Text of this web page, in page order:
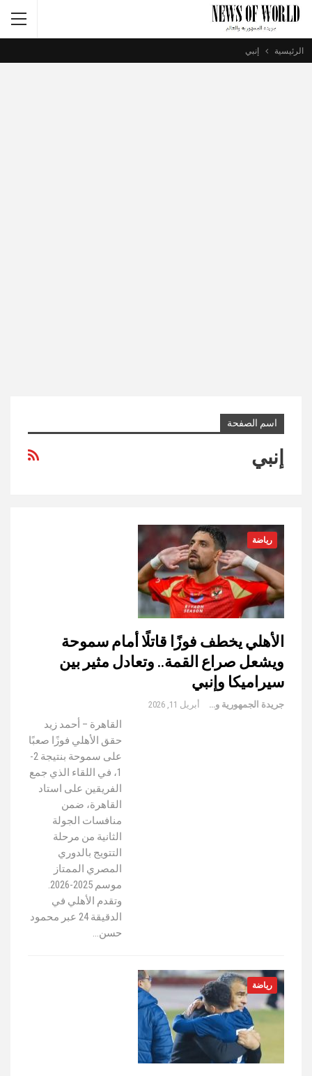
الرئيسية إنبي
اسم الصفحة
إنبي
رياضة
الأهلي يخطف فوزًا قاتلًا أمام سموحة
ويشعل صراع القمة.. وتعادل مثير بين
سيراميكا وإنبي
جريدة الجمهورية والعالم أبريل 11, 2026
القاهرة – أحمد زيد
حقق الأهلي فوزًا صعبًا
على سموحة بنتيجة 2-
1، في اللقاء الذي جمع
الفريقين على استاد
القاهرة، ضمن
منافسات الجولة
الثانية من مرحلة
التتويج بالدوري
المصري الممتاز
موسم 2025-2026.
وتقدم الأهلي في
الدقيقة 24 عبر محمود
حسن…
رياضة